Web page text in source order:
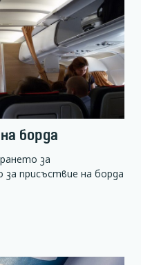
борда
за
присъствие на борда